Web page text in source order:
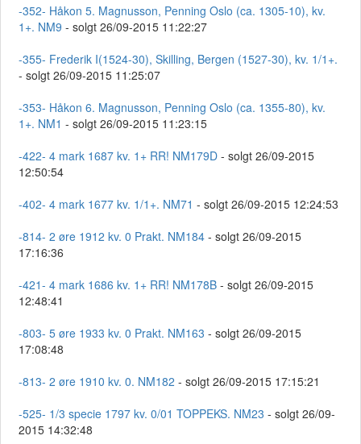
-352- Håkon 5. Magnusson, Penning Oslo (ca. 1305-10), kv.
1+. NM9 - solgt 26/09-2015 11:22:27
-355- Frederik I(1524-30), Skilling, Bergen (1527-30), kv. 1/1+.
- solgt 26/09-2015 11:25:07
-353- Håkon 6. Magnusson, Penning Oslo (ca. 1355-80), kv.
1+. NM1 - solgt 26/09-2015 11:23:15
-422- 4 mark 1687 kv. 1+ RR! NM179D - solgt 26/09-2015
12:50:54
-402- 4 mark 1677 kv. 1/1+. NM71 - solgt 26/09-2015 12:24:53
-814- 2 øre 1912 kv. 0 Prakt. NM184 - solgt 26/09-2015
17:16:36
-421- 4 mark 1686 kv. 1+ RR! NM178B - solgt 26/09-2015
12:48:41
-803- 5 øre 1933 kv. 0 Prakt. NM163 - solgt 26/09-2015
17:08:48
-813- 2 øre 1910 kv. 0. NM182 - solgt 26/09-2015 17:15:21
-525- 1/3 specie 1797 kv. 0/01 TOPPEKS. NM23 - solgt 26/09-
2015 14:32:48